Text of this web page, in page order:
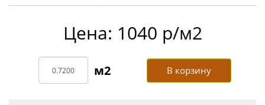
Цена: 1040 р/м2
В корзину